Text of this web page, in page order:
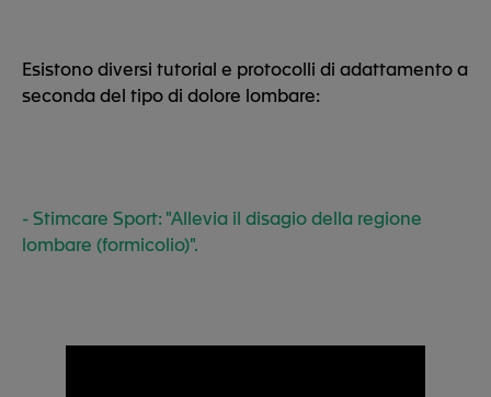
Esistono diversi tutorial e protocolli di adattamento a
seconda del tipo di dolore lombare:
- Stimcare Sport: "Allevia il disagio della regione
lombare (formicolio)".